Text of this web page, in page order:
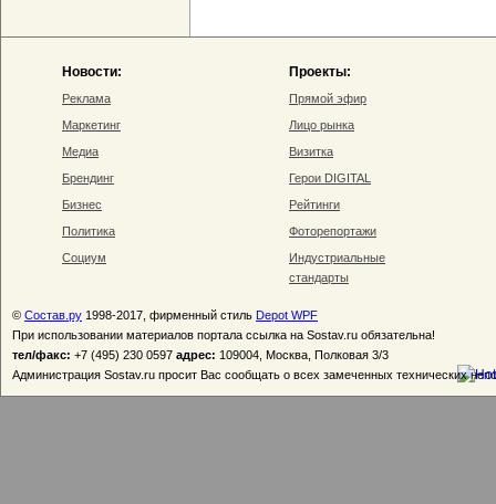
Новости:
Реклама
Маркетинг
Медиа
Брендинг
Бизнес
Политика
Социум
Проекты:
Прямой эфир
Лицо рынка
Визитка
Герои DIGITAL
Рейтинги
Фоторепортажи
Индустриальные
стандарты
© Состав.ру 1998-2017, фирменный стиль Depot WPF
При использовании материалов портала ссылка на Sostav.ru обязательна!
тел/факс: +7 (495) 230 0597 адрес: 109004, Москва, Полковая 3/3
Администрация Sostav.ru просит Вас сообщать о всех замеченных технических